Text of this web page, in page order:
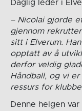
Daglig leder i
– Nicolai gjorde
gjennom
sitt i Elverum.
opptatt av å
derfor veldig
Håndball, og vi
ressurs for
Denne helgen